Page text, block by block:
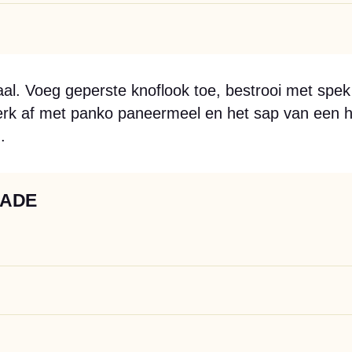
Voeg geperste knoflook toe, bestrooi met
af met panko paneermeel en het sap van een